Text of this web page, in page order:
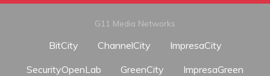
G11 Media Networks
BitCity ChannelCity
ImpresaCity
SecurityOpenLab
GreenCity
ImpresaGreen